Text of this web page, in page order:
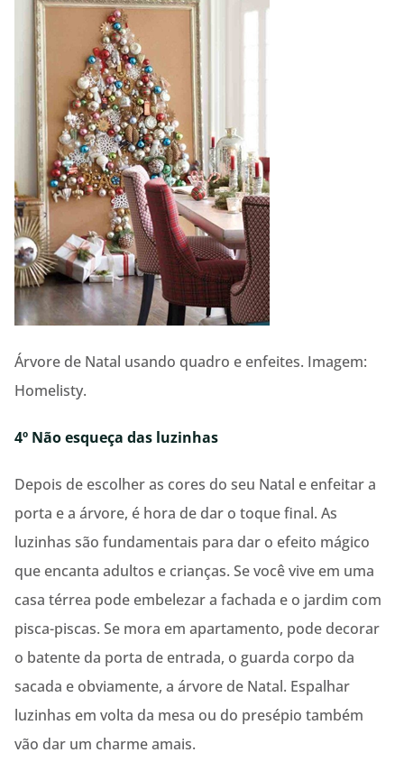
Árvore de Natal usando quadro e enfeites. Imagem:
Homelisty.
4º Não esqueça das luzinhas
Depois de escolher as cores do seu Natal e enfeitar a
porta e a árvore, é hora de dar o toque final. As
luzinhas são fundamentais para dar o efeito mágico
que encanta adultos e crianças. Se você vive em uma
casa térrea pode embelezar a fachada e o jardim com
pisca-piscas. Se mora em apartamento, pode decorar
o batente da porta de entrada, o guarda corpo da
sacada e obviamente, a árvore de Natal. Espalhar
luzinhas em volta da mesa ou do presépio também
vão dar um charme amais.